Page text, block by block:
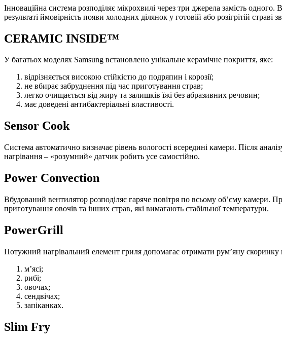
Інноваційна система розподіляє мікрохвилі через три джерела замість
результаті ймовірність появи холодних ділянок у готовій або розігрітій страві
CERAMIC INSIDE™
У багатьох моделях Samsung встановлено унікальне керамічне покриття, яке:
відрізняється високою стійкістю до подряпин і корозії;
не вбирає забруднення під час приготування страв;
легко очищається від жиру та залишків їжі без абразивних речовин;
має доведені антибактеріальні властивості.
Sensor Cook
Система автоматично визначає рівень вологості всередині камери. Після
нагрівання – «розумний» датчик робить усе самостійно.
Power Convection
Вбудований вентилятор розподіляє гаряче повітря по всьому об’єму камери.
приготування овочів та інших страв, які вимагають стабільної температури.
PowerGrill
Потужний нагрівальний елемент гриля допомагає отримати рум’яну скоринку
м’ясі;
рибі;
овочах;
сендвічах;
запіканках.
Slim Fry